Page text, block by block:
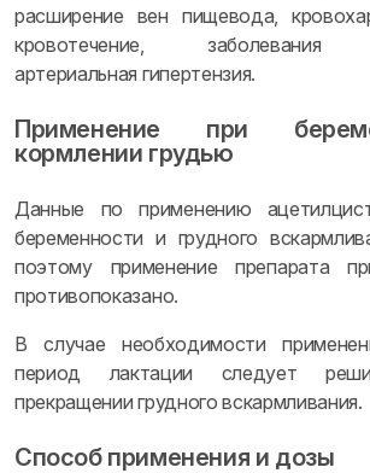
расширение вен пищевода,
кровотечение, заболевания
артериальная гипертензия.
Применение при
кормлении грудью
Данные по применению
беременности и грудного
поэтому применение препарата
противопоказано.
В случае необходимости
период лактации следует
прекращении грудного вскармливания.
Способ применения и дозы